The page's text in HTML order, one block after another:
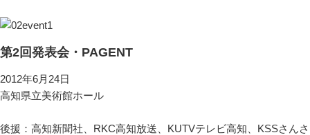
第2回発表会・PAGENT
2012年6月24日
高知県立美術館ホール
後援：高知新聞社、RKC高知放送、KUTVテレビ高知、KSSさんさ